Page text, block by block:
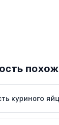
куриного